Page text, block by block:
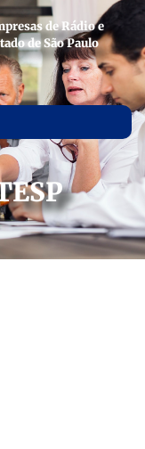
de Rádio e
de São Paulo